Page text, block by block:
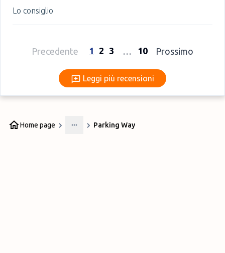
Lo consiglio
Precedente 1 2 3 … 10 Prossimo
Leggi più recensioni
Leggi più recensioni
Home page
More
Parking Way